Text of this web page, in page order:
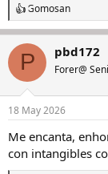
R
e
a
c
i
e
:
Gomosan
P pbd172
Forer@
18 May 2026
Me encanta,
con intangibles